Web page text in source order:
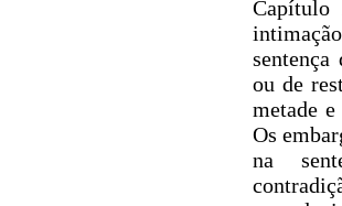
ou de
metade
Os
na